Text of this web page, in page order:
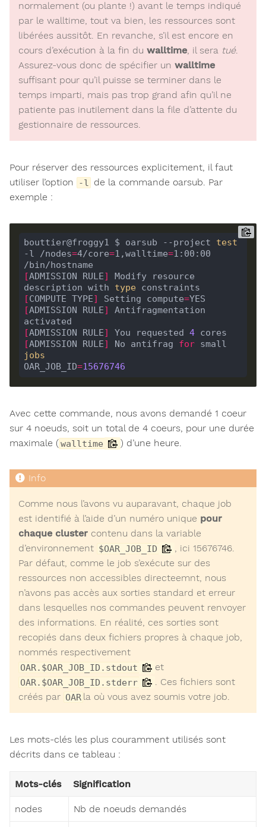
normalement (ou plante !) avant le temps indiqué
par le walltime, tout va bien, les ressources sont
libérées aussitôt. En revanche, s’il est encore en
cours d’exécution à la fin du walltime, il sera tué.
Assurez-vous donc de spécifier un walltime
suffisant pour qu’il puisse se terminer dans le
temps imparti, mais pas trop grand afin qu’il ne
patiente pas inutilement dans la file d’attente du
gestionnaire de ressources.
Pour réserver des ressources explicitement, il faut
utiliser l’option
-l
de la commande oarsub. Par
exemple :
bouttier@froggy1 $ oarsub --project test
-l /nodes=4/core=1,walltime=1:00:00
[ADMISSION RULE]
Modify resource
description with type
[COMPUTE TYPE] Setting compute=
[ADMISSION RULE]
Antifragmentation
[ADMISSION RULE] You requested 4
[ADMISSION RULE] No antifrag for
jobs
OAR_JOB_ID=15676746
Avec cette commande, nous avons demandé 1 coeur
sur 4 noeuds, soit un total de 4 coeurs, pour une durée
maximale (walltime ) d’une heure.
Comme nous l’avons vu auparavant, chaque job
est identifié à l’aide d’un numéro unique pour
chaque cluster contenu dans la variable
d’environnement $OAR_JOB_ID
, ici 15676746.
Par défaut, comme le job s’exécute sur des
ressources non accessibles directeemnt, nous
n’avons pas accès aux sorties standard et erreur
dans lesquelles nos commandes peuvent renvoyer
des informations. En réalité, ces sorties sont
recopiés dans deux fichiers propres à chaque job,
nommés respectivement
OAR.$OAR_JOB_ID.stdout et
OAR.$OAR_JOB_ID.stderr
. Ces fichiers sont
créés par OAR la où vous avez soumis votre job.
Les mots-clés les plus couramment utilisés sont
décrits dans ce tableau :
Mots-clés Signification
nodes Nb de noeuds demandés